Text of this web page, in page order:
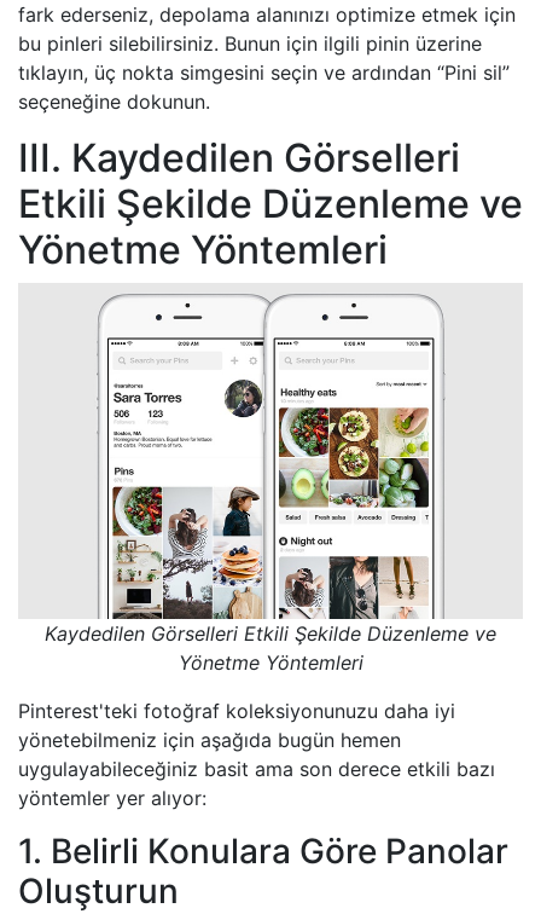
fark ederseniz, depolama alanınızı optimize etmek için
bu pinleri silebilirsiniz. Bunun için ilgili pinin üzerine
tıklayın, üç nokta simgesini seçin ve ardından “Pini sil”
seçeneğine dokunun.
III. Kaydedilen Görselleri
Etkili Şekilde Düzenleme ve
Yönetme Yöntemleri
Kaydedilen Görselleri Etkili Şekilde Düzenleme ve
Yönetme Yöntemleri
Pinterest'teki fotoğraf koleksiyonunuzu daha iyi
yönetebilmeniz için aşağıda bugün hemen
uygulayabileceğiniz basit ama son derece etkili bazı
yöntemler yer alıyor:
1. Belirli Konulara Göre Panolar
Oluşturun